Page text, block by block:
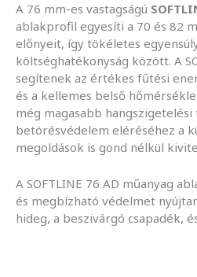
A 76 mm-es vastagságú
ablakprofil egyesíti a 70 és 82
előnyeit, így tökéletes
költséghatékonyság között. A
segítenek az értékes fűtési
és a kellemes belső
még magasabb
betörésvédelem eléréséhez a
megoldások is gond nélkül
A SOFTLINE 76 AD műanyag
és megbízható védelmet
hideg, a beszivárgó csapadék,